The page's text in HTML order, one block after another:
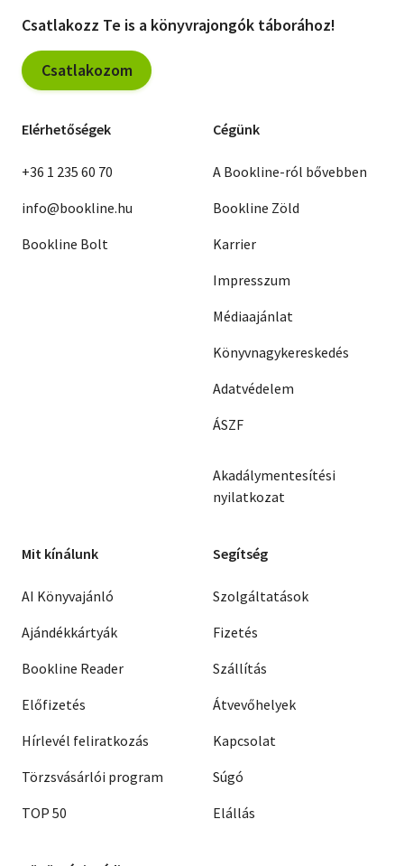
Csatlakozz Te is a könyvrajongók táborához!
Csatlakozom
Elérhetőségek
+36 1 235 60 70
info@bookline.hu
Bookline Bolt
Cégünk
A Bookline-ról bővebben
Bookline Zöld
Karrier
Impresszum
Médiaajánlat
Könyvnagykereskedés
Adatvédelem
ÁSZF
Akadálymentesítési
nyilatkozat
Mit kínálunk
AI Könyvajánló
Ajándékkártyák
Bookline Reader
Előfizetés
Hírlevél feliratkozás
Törzsvásárlói program
TOP 50
Segítség
Szolgáltatások
Fizetés
Szállítás
Átvevőhelyek
Kapcsolat
Súgó
Elállás